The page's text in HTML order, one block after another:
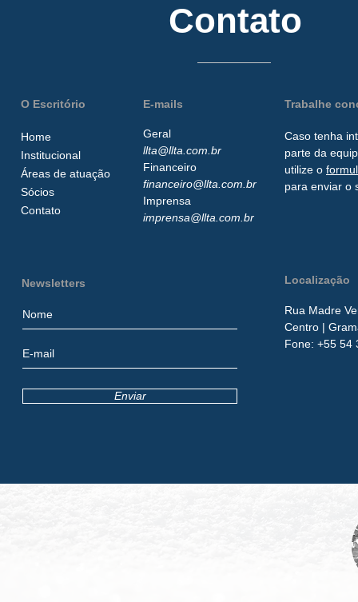
Contato
O Escritório
Home
Institucional
Áreas de atuação
Sócios
Contato
E-mails
Geral
llta@llta.com.br
Financeiro
financeiro@llta.com.br
Imprensa
imprensa@llta.com.br
Trabalhe
Caso tenha
parte da
utilize o
para enviar o
Enviar
Newsletters Localização
Rua Madre
Centro |
​Fone: +55 54